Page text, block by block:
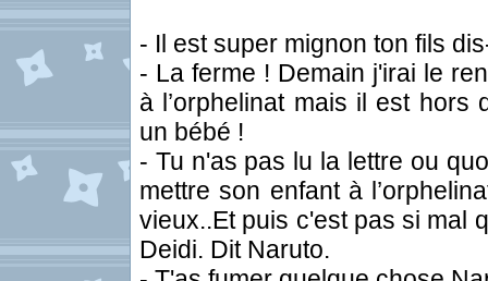
- Il est super mignon ton fils
- La ferme ! Demain j'irai le
à l’orphelinat mais il est
un bébé !
- Tu n'as pas lu la lettre ou
mettre son enfant à
vieux..Et puis c'est pas si mal
Deidi. Dit Naruto.